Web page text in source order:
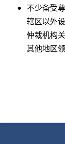
不少备受
辖区以外
仲裁机构
其他地区